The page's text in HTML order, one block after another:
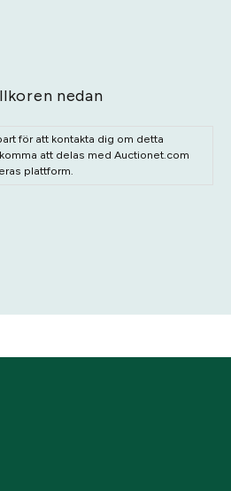
nedan
för att kontakta dig om detta
att delas med Auctionet.com
plattform.